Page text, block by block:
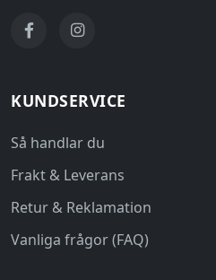
KUNDSERVICE
Så handlar du
Frakt & Leverans
Retur & Reklamation
Vanliga frågor (FAQ)